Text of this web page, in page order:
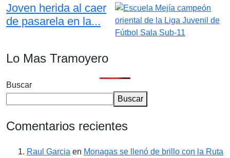
Joven herida al caer
de pasarela en la...
Lo Mas Tramoyero
Buscar
Buscar
Comentarios recientes
Raul Garcia en Monagas se llenó de brillo con la Ruta